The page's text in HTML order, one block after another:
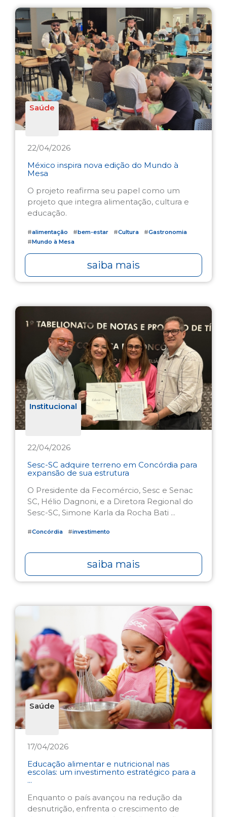
Saúde
22/04/2026
México inspira nova edição do Mundo à
Mesa
O projeto reafirma seu papel como um
projeto que integra alimentação, cultura e
educação.
#alimentação #bem-estar #Cultura #Gastronomia
#Mundo à Mesa
saiba mais
Institucional
22/04/2026
Sesc-SC adquire terreno em Concórdia para
expansão de sua estrutura
O Presidente da Fecomércio, Sesc e Senac
SC, Hélio Dagnoni, e a Diretora Regional do
Sesc-SC, Simone Karla da Rocha Bati ...
#Concórdia #investimento
saiba mais
Saúde
17/04/2026
Educação alimentar e nutricional nas
escolas: um investimento estratégico para a
...
Enquanto o país avançou na redução da
desnutrição, enfrenta o crescimento de